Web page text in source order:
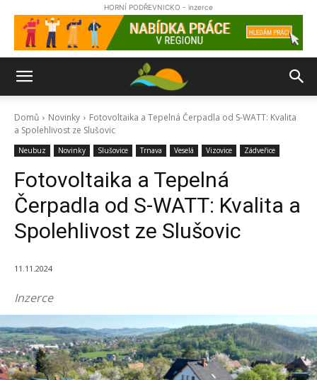
HORNÍ PODŘEVNICKO - inzerce
Domů Novinky
Fotovoltaika a Tepelná Čerpadla od S-WATT: Kvalita
a Spolehlivost ze Slušovic
Neubuz Novinky Slušovice Trnava Veselá Vizovice Zádveřice
Fotovoltaika a Tepelná
Čerpadla od S-WATT: Kvalita a
Spolehlivost ze Slušovic
11.11.2024
Inzerce